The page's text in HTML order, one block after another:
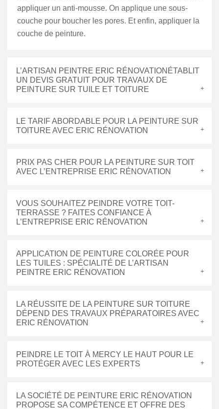
appliquer un anti-mousse. On applique une sous-
couche pour boucher les pores. Et enfin, appliquer la
couche de peinture.
L’ARTISAN PEINTRE ERIC RÉNOVATIONÉTABLIT
UN DEVIS GRATUIT POUR TRAVAUX DE
PEINTURE SUR TUILE ET TOITURE
LE TARIF ABORDABLE POUR LA PEINTURE SUR
TOITURE AVEC ERIC RÉNOVATION
PRIX PAS CHER POUR LA PEINTURE SUR TOIT
AVEC L’ENTREPRISE ERIC RÉNOVATION
VOUS SOUHAITEZ PEINDRE VOTRE TOIT-
TERRASSE ? FAITES CONFIANCE À
L’ENTREPRISE ERIC RÉNOVATION
APPLICATION DE PEINTURE COLORÉE POUR
LES TUILES : SPÉCIALITÉ DE L’ARTISAN
PEINTRE ERIC RÉNOVATION
LA RÉUSSITE DE LA PEINTURE SUR TOITURE
DÉPEND DES TRAVAUX PRÉPARATOIRES AVEC
ERIC RÉNOVATION
PEINDRE LE TOIT À MERCY LE HAUT POUR LE
PROTÉGER AVEC LES EXPERTS
LA SOCIÉTÉ DE PEINTURE ERIC RÉNOVATION
PROPOSE SA COMPÉTENCE ET OFFRE DES